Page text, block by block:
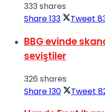
333 shares
Share133 Tweet
BBG evinde
seviştiler
326 shares
Share130 Tweet